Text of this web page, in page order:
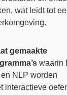
waarin
NLP worden
interactieve
Of het